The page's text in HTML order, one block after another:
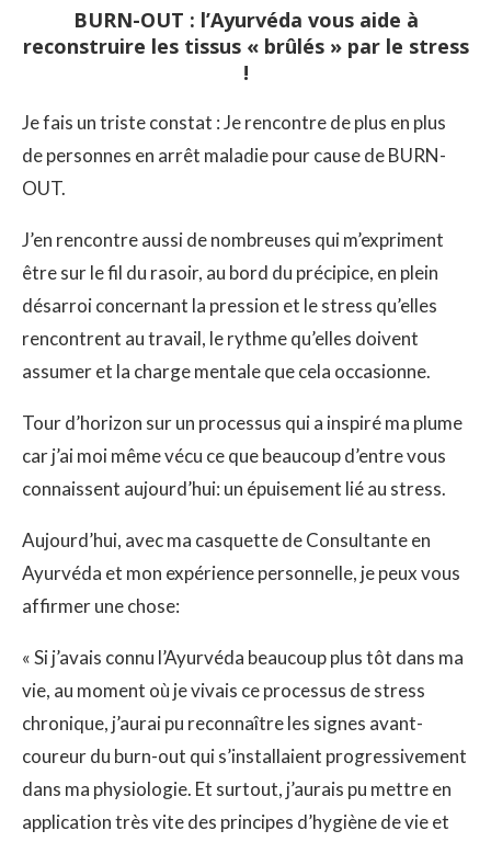
BURN-OUT : l’Ayurvéda vous aide à
reconstruire les tissus « brûlés » par le stress
!
Je fais un triste constat : Je rencontre de plus en plus
de personnes en arrêt maladie pour cause de BURN-
OUT.
J’en rencontre aussi de nombreuses qui m’expriment
être sur le fil du rasoir, au bord du précipice, en plein
désarroi concernant la pression et le stress qu’elles
rencontrent au travail, le rythme qu’elles doivent
assumer et la charge mentale que cela occasionne.
Tour d’horizon sur un processus qui a inspiré ma plume
car j’ai moi même vécu ce que beaucoup d’entre vous
connaissent aujourd’hui: un épuisement lié au stress.
Aujourd’hui, avec ma casquette de Consultante en
Ayurvéda et mon expérience personnelle, je peux vous
affirmer une chose:
« Si j’avais connu l’Ayurvéda beaucoup plus tôt dans ma
vie, au moment où je vivais ce processus de stress
chronique, j’aurai pu reconnaître les signes avant-
coureur du burn-out qui s’installaient progressivement
dans ma physiologie. Et surtout, j’aurais pu mettre en
application très vite des principes d’hygiène de vie et